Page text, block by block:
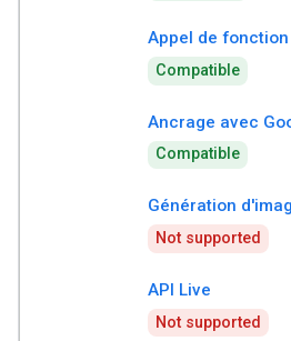
Appel de fonction
Compatible
Ancrage avec
Compatible
Génération
Not supported
API Live
Not supported